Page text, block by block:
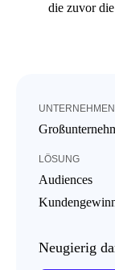
UNTERNEHMEN
LÖSUNG
Audiences
Neugierig
die zuvor